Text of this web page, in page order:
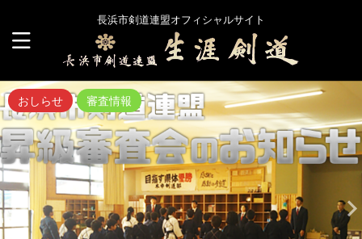
長浜市剣道連盟オフィシャルサイト
おしらせ 審査情報